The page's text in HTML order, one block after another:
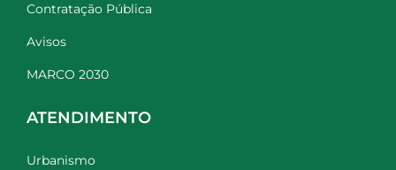
Contratação Pública
Avisos
MARCO 2030
ATENDIMENTO
Urbanismo